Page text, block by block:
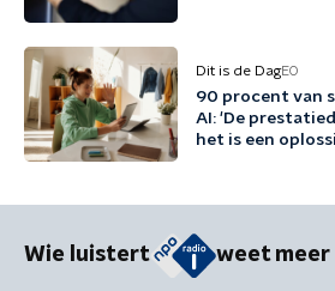
Dit is de DagEO
90 procent van
AI: 'De
het is een
Wie luistert weet meer